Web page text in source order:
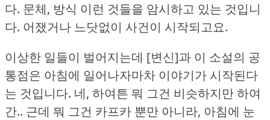
다. 문체, 방식 이런 것들을 암시하고 있는 것입니
다. 어쟀거나 느닷없이 사건이 시작되고요.
이상한 일들이 벌어지는데 [변신]과 이 소설의 공
통점은 아침에 일어나자마차 이야기가 시작된다
는 것입니다. 네, 하여튼 뭐 그건 비슷하지만 하여
간.. 근데 뭐 그건 카프카 뿐만 아니라, 아침에 눈